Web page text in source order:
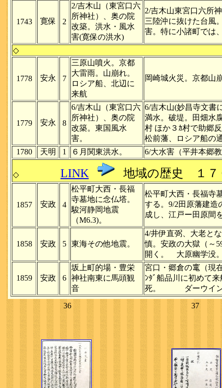
1743 寛保 2
2/吉木山（東宮口六
所神社）、奥の院
改築。洪水・風水
害(寛保の洪水)
2/吉木山東宮口六所
三陸沖に抜けた台風
害。特に小諸町では
◇
1778 安永 7
三原山噴火。京都
大雷雨。山崩れ。
ロシア船、北辺に
来航
岡崎城火災。京都山
1779 安永 8
6/吉木山（東宮口六
所神社）、奥の院
改築。東国風水
害。
6/吉木山(妙昌寺文書
満水。破堤。田畑水
村 ほか３ｶ村で助郷
松前藩、ロシア船の
1780
天明 1 ６月関東洪水。 6/大水害（平井本郷
◇ LINK 地域の歴史 １
1857 安政 4
松平町大西・長福
寺墓地に念仏塔。
駿河静岡地震
（M6.3)。
松平町大西・長福寺
する。9/2田原藩建
成し、江戸ー田原間
1858 安政 5 東海その他地震。
4/井伊直弼、大老と
慎。安政の大獄（～
開く。 大原幽学没
1859 安政 6
坂上町的場・豊栄
神社南東に馬頭観
音
宮口・郷倉の竃（現
ﾝﾀﾞ船品川に初めて
死。 ダーウイン
36 37